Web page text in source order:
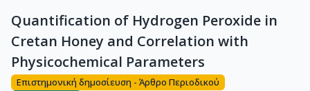
Quantification of Hydrogen Peroxide in
Cretan Honey and Correlation with
Physicochemical Parameters
Επιστημονική δημοσίευση - Άρθρο Περιοδικού